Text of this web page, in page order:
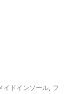
イドインソール フ